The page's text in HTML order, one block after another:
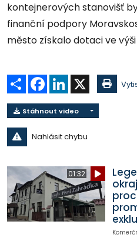
kontejnerových stanovišť
finanční podpory
město získalo dotaci ve
Sdílet Facebook
LinkedIn
Stáhnout video
Nahlásit chybu
01:32